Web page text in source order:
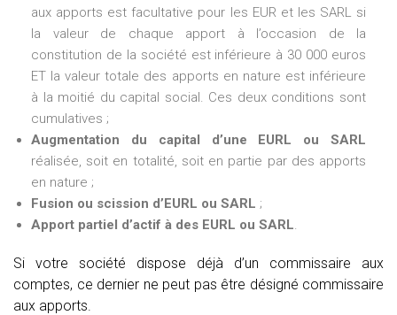
aux apports est facultative pour les EUR et les SARL si
la valeur de chaque apport à l’occasion de la
constitution de la société est inférieure à 30 000 euros
ET la valeur totale des apports en nature est inférieure
à la moitié du capital social. Ces deux conditions sont
cumulatives ;
Augmentation du capital d’une EURL ou SARL
réalisée, soit en totalité, soit en partie par des apports
en nature ;
Fusion ou scission d’EURL ou SARL ;
Apport partiel d’actif à des EURL ou SARL.
Si votre société dispose déjà d’un commissaire aux
comptes, ce dernier ne peut pas être désigné commissaire
aux apports.